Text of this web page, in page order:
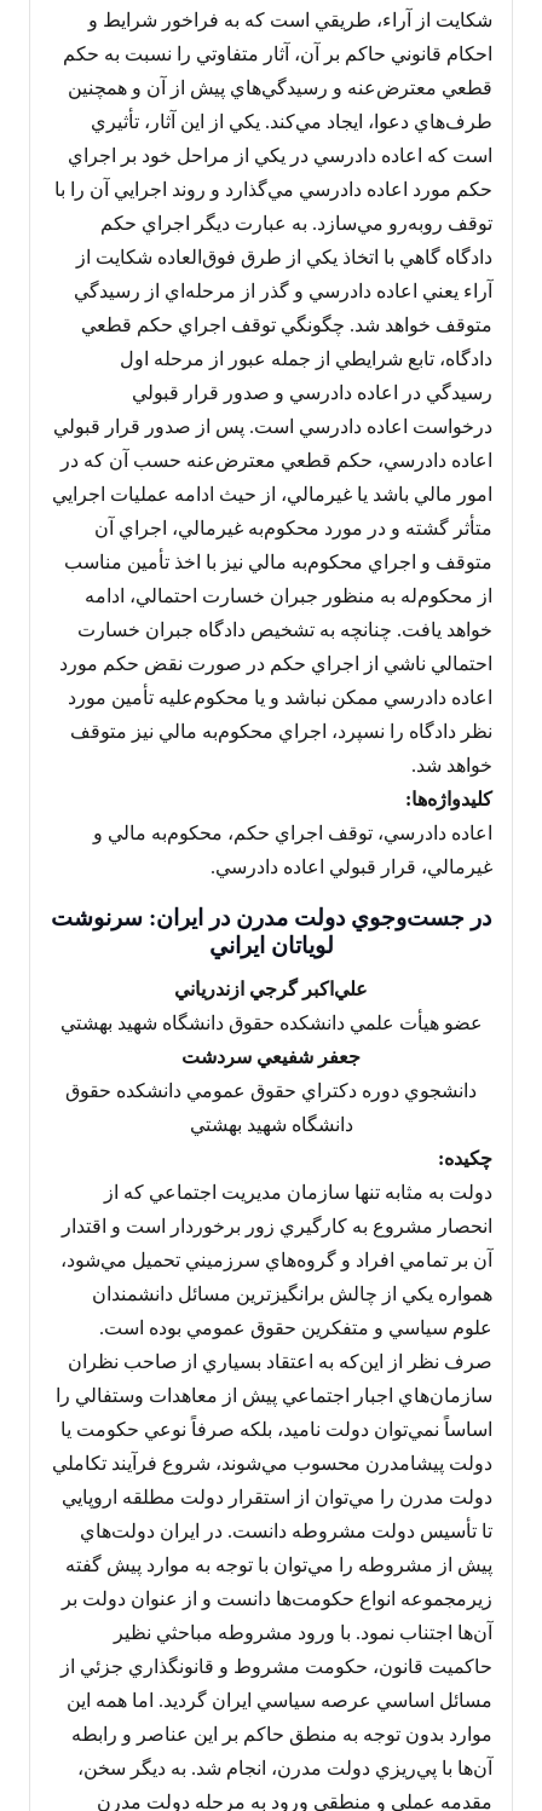
شکايت از آراء، طريقي است که به فراخور شرايط و
احکام قانوني حاکم بر آن، آثار متفاوتي را نسبت به حکم
قطعي معترض‌عنه و رسيدگي‌هاي پيش از آن و همچنين
طرف‌هاي دعوا، ايجاد مي‌کند. يکي از اين آثار، تأثيري
است که اعاده دادرسي در يکي از مراحل خود بر اجراي
حکم مورد اعاده دادرسي مي‌گذارد و روند اجرايي آن را با
توقف روبه‌رو مي‌سازد. به عبارت ديگر اجراي حکم
دادگاه گاهي با اتخاذ يکي از طرق فوق‌العاده شکايت از
آراء يعني اعاده دادرسي و گذر از مرحله‌اي از رسيدگي
متوقف خواهد شد. چگونگي توقف اجراي حکم قطعي
دادگاه، تابع شرايطي از جمله عبور از مرحله اول
رسيدگي در اعاده دادرسي و صدور قرار قبولي
درخواست اعاده دادرسي است. پس از صدور قرار قبولي
اعاده دادرسي، حکم قطعي معترض‌عنه حسب آن که در
امور مالي باشد يا غيرمالي، از حيث ادامه عمليات اجرايي
متأثر گشته و در مورد محکوم‌به غيرمالي، اجراي آن
متوقف و اجراي محکوم‌به مالي نيز با اخذ تأمين مناسب
از محکوم‌له به منظور جبران خسارت احتمالي، ادامه
خواهد يافت. چنانچه به تشخيص دادگاه جبران خسارت
احتمالي ناشي از اجراي حکم در صورت نقض حکم مورد
اعاده دادرسي ممکن نباشد و يا محکوم‌عليه تأمين مورد
نظر دادگاه را نسپرد، اجراي محکوم‌به مالي نيز متوقف
خواهد شد.
کليدواژه‌ها:
اعاده دادرسي، توقف اجراي حکم، محکوم‌به مالي و
غيرمالي، قرار قبولي اعاده دادرسي.
در جست‌وجوي دولت مدرن در ايران: سرنوشت
لوياتان ايراني
علي‌اکبر گرجي ازندرياني
عضو هيأت علمي دانشکده حقوق دانشگاه شهيد بهشتي
جعفر شفيعي سردشت
دانشجوي دوره دکتراي حقوق عمومي دانشکده حقوق
دانشگاه شهيد بهشتي
چکيده:
دولت به مثابه تنها سازمان مديريت اجتماعي که از
انحصار مشروع به کارگيري زور برخوردار است و اقتدار
آن بر تمامي افراد و گروه‌هاي سرزميني تحميل مي‌شود،
همواره يکي از چالش برانگيزترين مسائل دانشمندان
علوم سياسي و متفکرين حقوق عمومي بوده است.
صرف نظر از اين‌که به اعتقاد بسياري از صاحب نظران
سازمان‌هاي اجبار اجتماعي پيش از معاهدات وستفالي را
اساساً نمي‌توان دولت ناميد، بلکه صرفاً نوعي حکومت يا
دولت پيشامدرن محسوب مي‌شوند، شروع فرآيند تکاملي
دولت مدرن را مي‌توان از استقرار دولت مطلقه اروپايي
تا تأسيس دولت مشروطه دانست. در ايران دولت‌هاي
پيش از مشروطه را مي‌توان با توجه به موارد پيش گفته
زيرمجموعه انواع حکومت‌ها دانست و از عنوان دولت بر
آن‌ها اجتناب نمود. با ورود مشروطه مباحثي نظير
حاکميت قانون، حکومت مشروط و قانونگذاري جزئي از
مسائل اساسي عرصه سياسي ايران گرديد. اما همه اين
موارد بدون توجه به منطق حاکم بر اين عناصر و رابطه
آن‌ها با پي‌ريزي دولت مدرن، انجام شد. به ديگر سخن،
مقدمه عملي و منطقي ورود به مرحله دولت مدرن